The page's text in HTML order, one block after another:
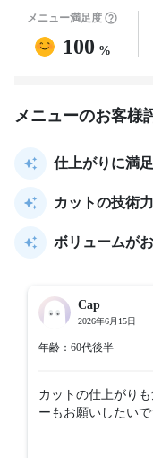
メニュー満足度
100 %
メニューのお客様
仕上がりに満足
カットの技術
ボリュームが
Cap
2026年6月15日
年齢：60代後半
カットの仕上がり
ーもお願いしたいで